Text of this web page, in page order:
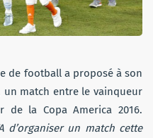
de football a proposé à son
un match entre le vainqueur
de la Copa America 2016.
d’organiser un match cette